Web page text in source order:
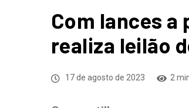
Com lances a
realiza leilão
17 de agosto de 2023 2